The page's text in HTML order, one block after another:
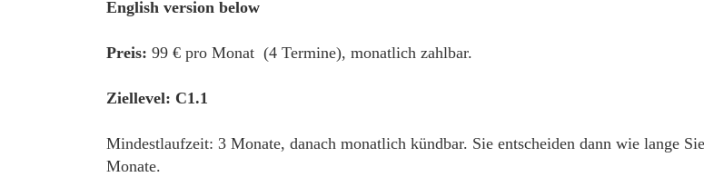
English version below
Preis: 99 € pro Monat (4 Termine), monatlich zahlbar.
Ziellevel: C1.1
Mindestlaufzeit: 3 Monate, danach monatlich kündbar. Sie entscheiden dann wie lange
Monate.